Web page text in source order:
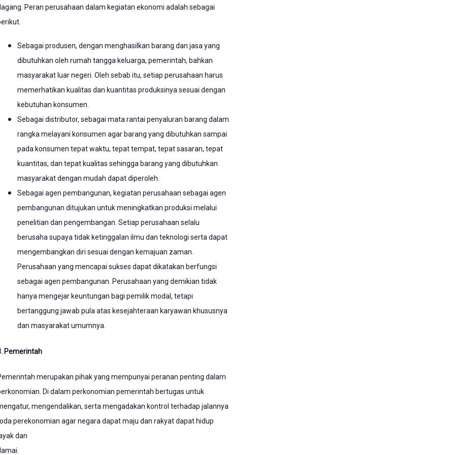
Peran perusahaan dalam kegiatan ekonomi adalah sebagai
Sebagai produsen, dengan menghasilkan barang dan jasa yang
dibutuhkan oleh rumah tangga keluarga, pemerintah, bahkan
masyarakat luar negeri. Oleh sebab itu, setiap perusahaan harus
memerhatikan kualitas dan kuantitas produksinya sesuai dengan
kebutuhan konsumen.
Sebagai distributor, sebagai mata rantai penyaluran barang dalam
rangka melayani konsumen agar barang yang dibutuhkan sampai
pada konsumen tepat waktu, tepat tempat, tepat sasaran, tepat
kuantitas, dan tepat kualitas sehingga barang yang dibutuhkan
masyarakat dengan mudah dapat diperoleh.
Sebagai agen pembangunan, kegiatan perusahaan sebagai agen
pembangunan ditujukan untuk meningkatkan produksi melalui
penelitian dan pengembangan. Setiap perusahaan selalu
berusaha supaya tidak ketinggalan ilmu dan teknologi serta dapat
mengembangkan diri sesuai dengan kemajuan zaman.
Perusahaan yang mencapai sukses dapat dikatakan berfungsi
sebagai agen pembangunan. Perusahaan yang demikian tidak
hanya mengejar keuntungan bagi pemilik modal, tetapi
bertanggung jawab pula atas kesejahteraan karyawan khususnya
dan masyarakat umumnya.
Pemerintah
merupakan pihak yang mempunyai peranan penting dalam
Di dalam perkonomian pemerintah bertugas untuk
mengendalikan, serta mengadakan kontrol terhadap jalannya
perekonomian agar negara dapat maju dan rakyat dapat hidup
dan